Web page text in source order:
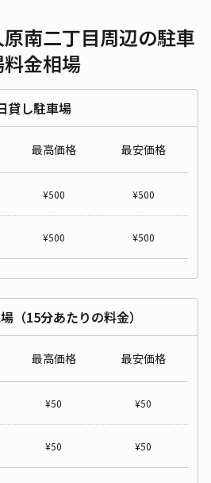
南二丁目周辺の駐車
金相場
貸し駐車場
最高価格 最安価格
¥500 ¥500
¥500 ¥500
（15分あたりの料金）
最高価格 最安価格
¥50 ¥50
¥50 ¥50